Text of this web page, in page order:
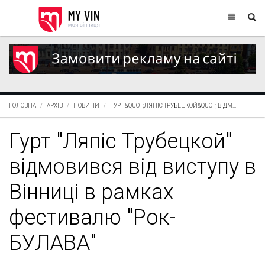
ГОЛОВНА АРХІВ НОВИНИ ГУРТ &QUOT;ЛЯПІС ТРУБЕЦКОЙ&QUOT; ВІДМ...
Гурт "Ляпіс Трубецкой"
відмовився від виступу в
Вінниці в рамках
фестивалю "Рок-
БУЛАВА"